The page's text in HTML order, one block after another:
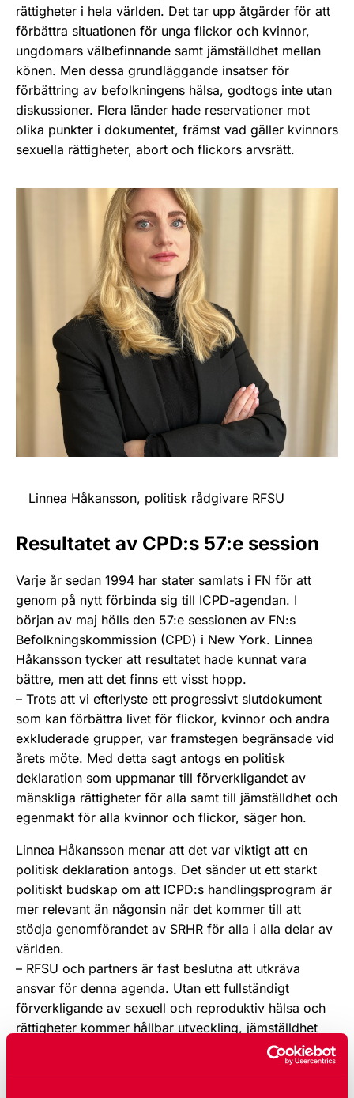
rättigheter i hela världen. Det tar upp åtgärder för att
förbättra situationen för unga flickor och kvinnor,
ungdomars välbefinnande samt jämställdhet mellan
könen. Men dessa grundläggande insatser för
förbättring av befolkningens hälsa, godtogs inte utan
diskussioner. Flera länder hade reservationer mot
olika punkter i dokumentet, främst vad gäller kvinnors
sexuella rättigheter, abort och flickors arvsrätt.
Linnea Håkansson, politisk rådgivare RFSU
Resultatet av CPD:s 57:e session
Varje år sedan 1994 har stater samlats i FN för att
genom på nytt förbinda sig till ICPD-agendan. I
början av maj hölls den 57:e sessionen av FN:s
Befolkningskommission (CPD) i New York. Linnea
Håkansson tycker att resultatet hade kunnat vara
bättre, men att det finns ett visst hopp.
– Trots att vi efterlyste ett progressivt slutdokument
som kan förbättra livet för flickor, kvinnor och andra
exkluderade grupper, var framstegen begränsade vid
årets möte. Med detta sagt antogs en politisk
deklaration som uppmanar till förverkligandet av
mänskliga rättigheter för alla samt till jämställdhet och
egenmakt för alla kvinnor och flickor, säger hon.
Linnea Håkansson menar att det var viktigt att en
politisk deklaration antogs. Det sänder ut ett starkt
politiskt budskap om att ICPD:s handlingsprogram är
mer relevant än någonsin när det kommer till att
stödja genomförandet av SRHR för alla i alla delar av
världen.
– RFSU och partners är fast beslutna att utkräva
ansvar för denna agenda. Utan ett fullständigt
förverkligande av sexuell och reproduktiv hälsa och
rättigheter kommer hållbar utveckling, jämställdhet
och egenmakt för alla kvinnor och flickor inte att vara